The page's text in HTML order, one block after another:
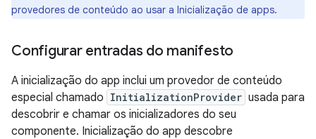
provedores de conteúdo ao usar a Inicialização de apps.
Configurar entradas do manifesto
A inicialização do app inclui um provedor de conteúdo
especial chamado InitializationProvider usada para
descobrir e chamar os inicializadores do seu
componente. Inicialização do app descobre